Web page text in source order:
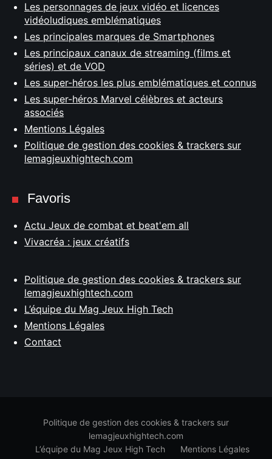
Les personnages de jeux vidéo et licences
vidéoludiques emblématiques
Les principales marques de Smartphones
Les principaux canaux de streaming (films et
séries) et de VOD
Les super-héros les plus emblématiques et connus
Les super-héros Marvel célèbres et acteurs
associés
Mentions Légales
Politique de gestion des cookies & trackers sur
lemagjeuxhightech.com
Favoris
Actu Jeux de combat et beat'em all
Vivacréa : jeux créatifs
Politique de gestion des cookies & trackers sur
lemagjeuxhightech.com
L’équipe du Mag Jeux High Tech
Mentions Légales
Contact
Politique de gestion des cookies & trackers sur
lemagjeuxhightech.com
L’équipe du Mag Jeux High Tech
Mentions Légales